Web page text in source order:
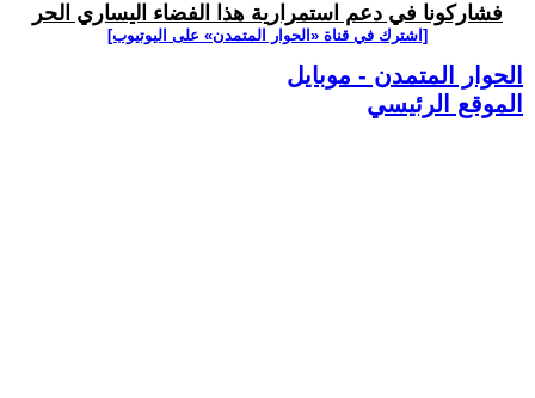
فشاركونا في دعم استمرارية هذا الفضاء اليساري الحر
[اشترك في قناة ‫«الحوار المتمدن» على اليوتيوب]
الحوار المتمدن - موبايل
الموقع الرئيسي